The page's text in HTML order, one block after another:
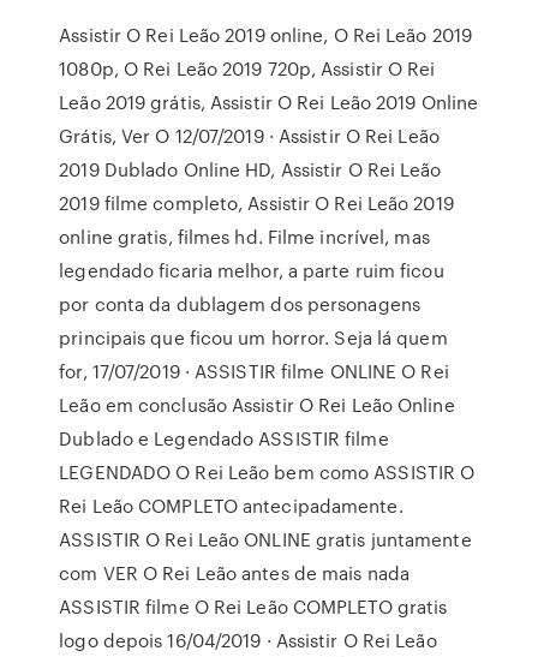
Assistir O Rei Leão 2019 online, O Rei Leão 2019
1080p, O Rei Leão 2019 720p, Assistir O Rei
Leão 2019 grátis, Assistir O Rei Leão 2019 Online
Grátis, Ver O 12/07/2019 · Assistir O Rei Leão
2019 Dublado Online HD, Assistir O Rei Leão
2019 filme completo, Assistir O Rei Leão 2019
online gratis, filmes hd. Filme incrível, mas
legendado ficaria melhor, a parte ruim ficou
por conta da dublagem dos personagens
principais que ficou um horror. Seja lá quem
for, 17/07/2019 · ASSISTIR filme ONLINE O Rei
Leão em conclusão Assistir O Rei Leão Online
Dublado e Legendado ASSISTIR filme
LEGENDADO O Rei Leão bem como ASSISTIR O
Rei Leão COMPLETO antecipadamente.
ASSISTIR O Rei Leão ONLINE gratis juntamente
com VER O Rei Leão antes de mais nada
ASSISTIR filme O Rei Leão COMPLETO gratis
logo depois 16/04/2019 · Assistir O Rei Leão